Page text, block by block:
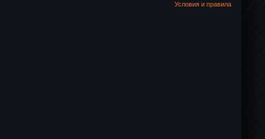
Условия и правила